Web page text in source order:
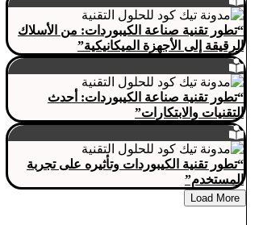
“تطور تقنية صناعة الكيبوردات: من الأسلاك
الرقيقة إلى الأجهزة الميكانيكية”
“تطور تقنية صناعة الكيبوردات: أحدث
التقنيات والابتكارات”
“تطور تقنية الكيبوردات وتأثيره على تجربة
المستخدم”
Load More